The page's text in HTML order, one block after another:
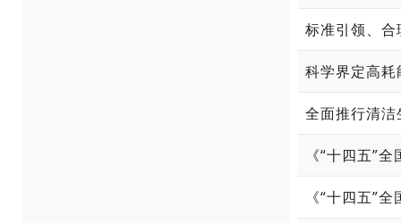
标准引领、
科学界定高
全面推行清